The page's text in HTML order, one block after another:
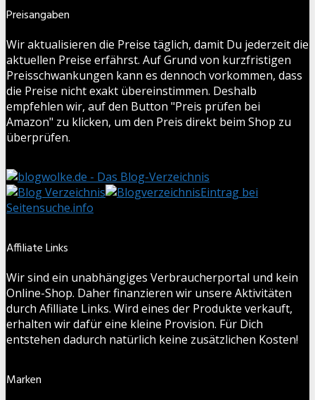
Preisangaben
Wir aktualisieren die Preise täglich, damit Du jederzeit die
aktuellen Preise erfährst. Auf Grund von kurzfristigen
Preisschwankungen kann es dennoch vorkommen, dass
die Preise nicht exakt übereinstimmen. Deshalb
empfehlen wir, auf den Button "Preis prüfen bei
Amazon" zu klicken, um den Preis direkt beim Shop zu
überprüfen.
Eintrag bei
Seitensuche.info
Affiliate Links
Wir sind ein unabhängiges Verbraucherportal und kein
Online-Shop. Daher finanzieren wir unsere Aktivitäten
durch Afilliate Links. Wird eines der Produkte verkauft,
erhalten wir dafür eine kleine Provision. Für Dich
entstehen dadurch natürlich keine zusätzlichen Kosten!
Marken